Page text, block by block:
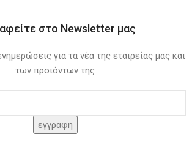
στο Newsletter μας
για τα νέα της εταιρείας μας και
των προιόντων της